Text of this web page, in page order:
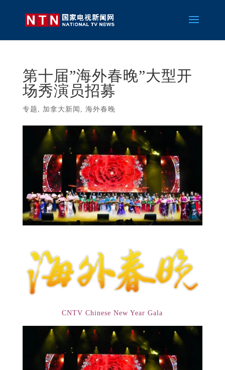
第十届”海外春晚”大型开
场秀演员招募
专题 , 加拿大新闻 , 海外春晚
CNTV Chinese New Year Gala